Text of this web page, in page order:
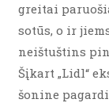
greitai
sotūs, o ir
neištuštins
Šįkart „Lidl“
šonine